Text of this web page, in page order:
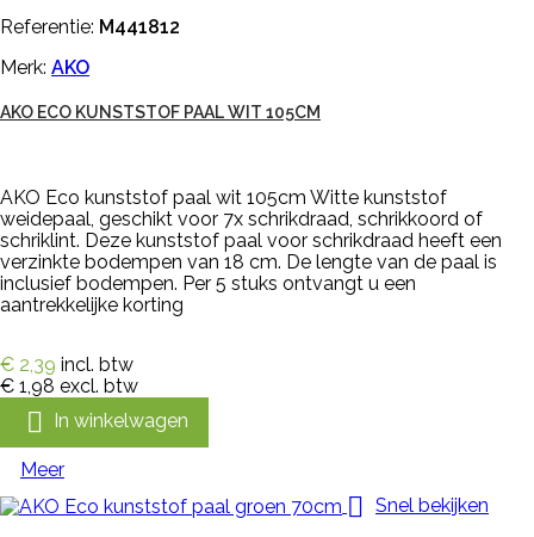
Referentie: M441812
Merk: AKO
AKO ECO KUNSTSTOF PAAL WIT 105CM
AKO Eco kunststof paal wit 105cm Witte kunststof
weidepaal, geschikt voor 7x schrikdraad, schrikkoord of
schriklint. Deze kunststof paal voor schrikdraad heeft een
verzinkte bodempen van 18 cm. De lengte van de paal is
inclusief bodempen. Per 5 stuks ontvangt u een
aantrekkelijke korting
€ 2,39 incl. btw
€ 1,98 excl. btw
 In winkelwagen
Meer
 Snel bekijken